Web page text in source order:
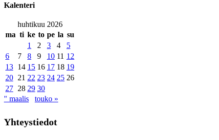
Kalenteri
huhtikuu 2026
ma ti ke to pe la su
1
2 3 4
5
6
7 8 9 10 11 12
13 14 15 16 17 18 19
20 21 22 23 24 25 26
27 28 29 30
" maalis
touko »
Yhteystiedot